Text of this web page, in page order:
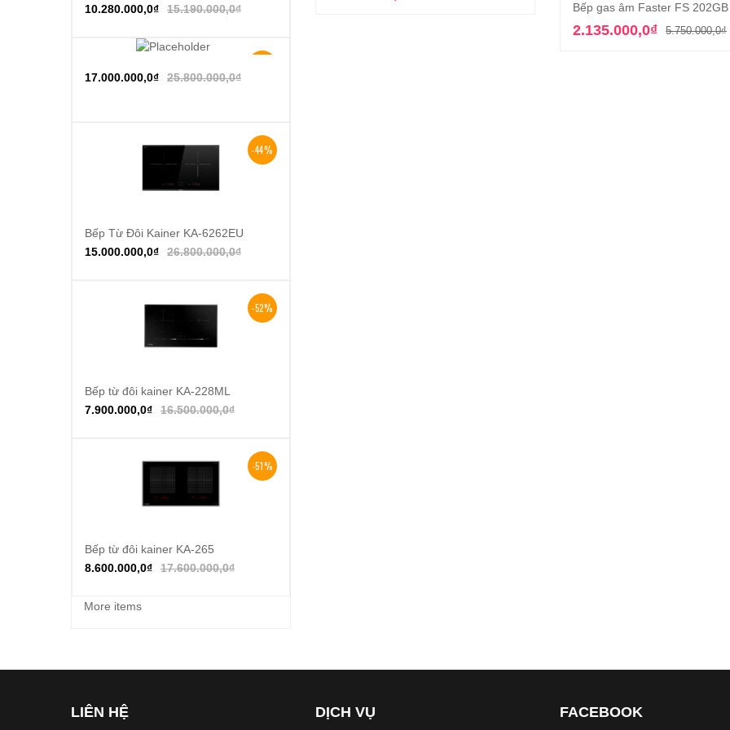
Thêm vào giỏ hàng
Bếp gas âm Faster FS 202GB
5.750.000,0₫
2.135.000,0₫
15.190.000,0₫
10.280.000,0₫
Thêm vào giỏ hàng
25.800.000,0₫
17.000.000,0₫
-44%
Thêm vào giỏ hàng
Bếp Từ Đôi Kainer KA-6262EU
26.800.000,0₫
15.000.000,0₫
-52%
Thêm vào giỏ hàng
Bếp từ đôi kainer KA-228ML
16.500.000,0₫
7.900.000,0₫
-51%
Thêm vào giỏ hàng
Bếp từ đôi kainer KA-265
17.600.000,0₫
8.600.000,0₫
More items
LIÊN HỆ DỊCH VỤ FACEBOOK